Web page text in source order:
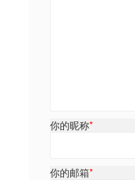
你的昵称*
你的邮箱*